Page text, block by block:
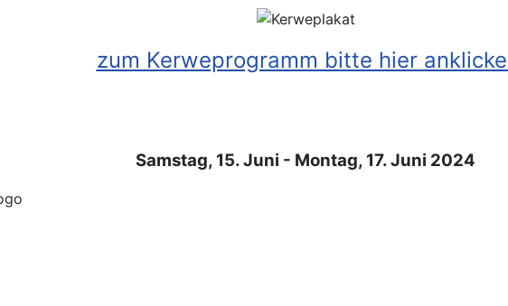
zum Kerweprogramm bitte hier
Samstag, 15. Juni - Montag, 17. Juni 2024